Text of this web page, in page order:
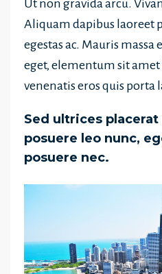
Ut non gravida arcu.
Aliquam dapibus laoreet
egestas ac. Mauris massa
eget, elementum sit
venenatis eros quis porta
Sed ultrices
posuere leo nunc,
posuere nec.